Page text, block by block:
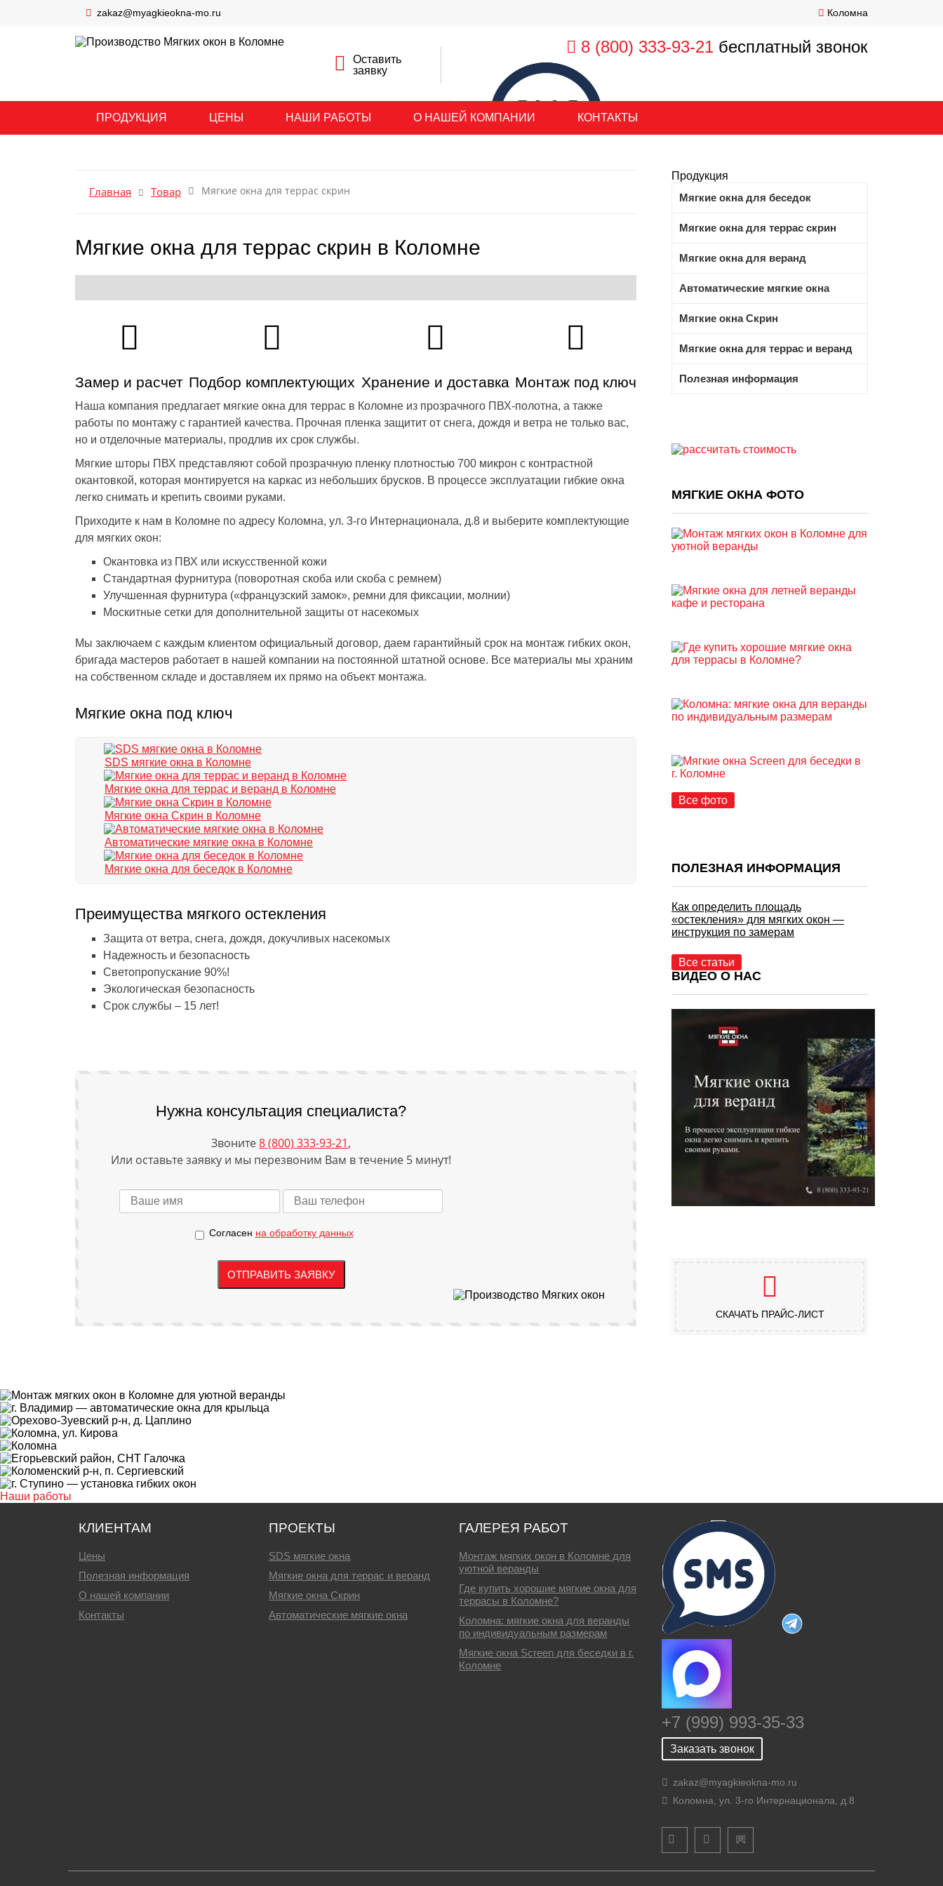
zakaz@myagkieokna-mo.ru Коломна
8 (800) 333-93-21 бесплатный звонок
+7 (999) 993-35-33
Заказать звонок
Оставить
заявку
ПРОИЗВОДСТВО МЯГКИХ ОКОН В КОЛОМНЕ
ПРОДУКЦИЯ ЦЕНЫ НАШИ РАБОТЫ О НАШЕЙ КОМПАНИИ КОНТАКТЫ
Продукция
Мягкие окна для беседок
Мягкие окна для террас скрин
Мягкие окна для веранд
Автоматические мягкие окна
Мягкие окна Скрин
Мягкие окна для террас и веранд
Полезная информация
МЯГКИЕ ОКНА ФОТО
Все фото
ПОЛЕЗНАЯ ИНФОРМАЦИЯ
Как определить площадь
«остекления» для мягких окон —
инструкция по замерам
Все статьи
ВИДЕО О НАС
СКАЧАТЬ ПРАЙС-ЛИСТ
Главная Товар Мягкие окна для террас скрин
Мягкие окна для террас скрин в Коломне
Замер и расчет Подбор комплектующих Хранение и доставка Монтаж под ключ
Наша компания предлагает мягкие окна для террас в Коломне из прозрачного ПВХ-полотна, а также
работы по монтажу с гарантией качества. Прочная пленка защитит от снега, дождя и ветра не только вас,
но и отделочные материалы, продлив их срок службы.
Мягкие шторы ПВХ представляют собой прозрачную пленку плотностью 700 микрон с контрастной
окантовкой, которая монтируется на каркас из небольших брусков. В процессе эксплуатации гибкие окна
легко снимать и крепить своими руками.
Приходите к нам в Коломне по адресу Коломна, ул. 3-го Интернационала, д.8 и выберите комплектующие
для мягких окон:
Окантовка из ПВХ или искусственной кожи
Стандартная фурнитура (поворотная скоба или скоба с ремнем)
Улучшенная фурнитура («французский замок», ремни для фиксации, молнии)
Москитные сетки для дополнительной защиты от насекомых
Мы заключаем с каждым клиентом официальный договор, даем гарантийный срок на монтаж гибких окон,
бригада мастеров работает в нашей компании на постоянной штатной основе. Все материалы мы храним
на собственном складе и доставляем их прямо на объект монтажа.
Мягкие окна под ключ
SDS мягкие окна в Коломне
Мягкие окна для террас и веранд в Коломне
Мягкие окна Скрин в Коломне
Автоматические мягкие окна в Коломне
Мягкие окна для беседок в Коломне
Преимущества мягкого остекления
Защита от ветра, снега, дождя, докучливых насекомых
Надежность и безопасность
Светопропускание 90%!
Экологическая безопасность
Срок службы – 15 лет!
Нужна консультация специалиста?
Звоните8 (800) 333-93-21,
Или оставьте заявку и мы перезвоним Вам в течение 5 минут!
Согласен на обработку данных
Наши работы
+7 (999) 993-35-33
Заказать звонок
zakaz@myagkieokna-mo.ru
Коломна, ул. 3-го Интернационала, д.8
КЛИЕНТАМ
Цены
Полезная информация
О нашей компании
Контакты
ПРОЕКТЫ
SDS мягкие окна
Мягкие окна для террас и веранд
Мягкие окна Скрин
Автоматические мягкие окна
ГАЛЕРЕЯ РАБОТ
Монтаж мягких окон в Коломне для
уютной веранды
Где купить хорошие мягкие окна для
террасы в Коломне?
Коломна: мягкие окна для веранды
по индивидуальным размерам
Мягкие окна Screen для беседки в г.
Коломне